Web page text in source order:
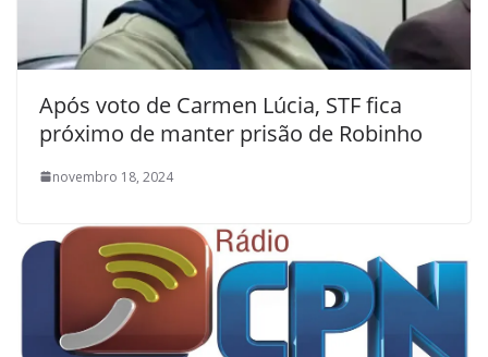
Após voto de Carmen Lúcia, STF fica
próximo de manter prisão de Robinho
novembro 18, 2024